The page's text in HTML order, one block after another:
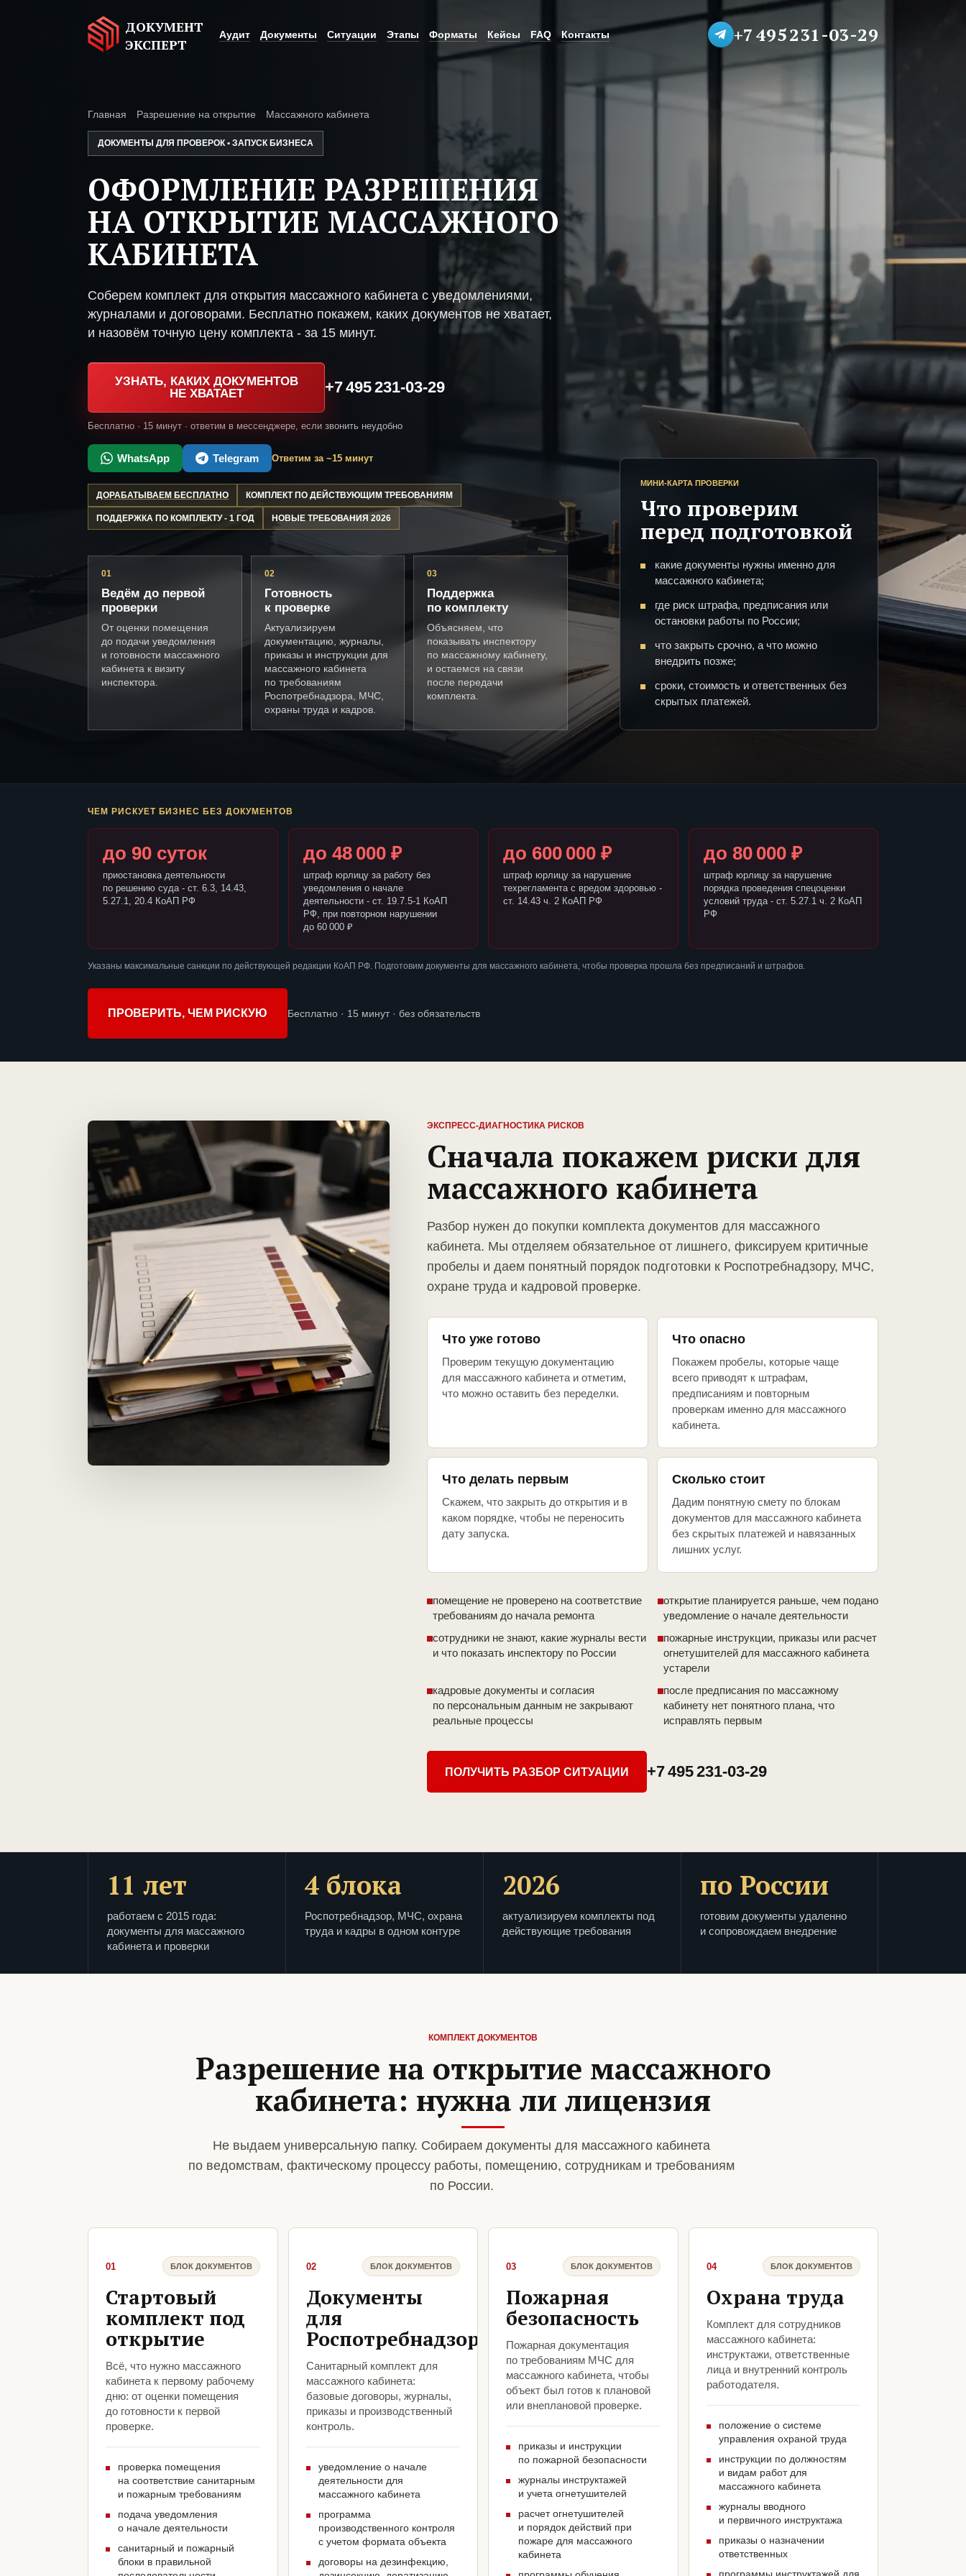
ДОКУМЕНТ
ЭКСПЕРТ
Аудит Документы Ситуации Этапы Форматы Кейсы FAQ Контакты +7 495 231-03-29
Главная Разрешение на открытие Массажного кабинета
ДОКУМЕНТЫ ДЛЯ ПРОВЕРОК • ЗАПУСК БИЗНЕСА
ОФОРМЛЕНИЕ РАЗРЕШЕНИЯ
НА ОТКРЫТИЕ МАССАЖНОГО
КАБИНЕТА
Соберем комплект для открытия массажного кабинета с уведомлениями,
журналами и договорами. Бесплатно покажем, каких документов не хватает,
и назовём точную цену комплекта - за 15 минут.
УЗНАТЬ, КАКИХ ДОКУМЕНТОВ
НЕ ХВАТАЕТ
+7 495 231-03-29
Бесплатно · 15 минут · ответим в мессенджере, если звонить неудобно
WhatsApp Telegram Ответим за ~15 минут
ДОРАБАТЫВАЕМ БЕСПЛАТНО КОМПЛЕКТ ПО ДЕЙСТВУЮЩИМ ТРЕБОВАНИЯМ
ПОДДЕРЖКА ПО КОМПЛЕКТУ - 1 ГОД НОВЫЕ ТРЕБОВАНИЯ 2026
01
Ведём до первой
проверки
От оценки помещения
до подачи уведомления
и готовности массажного
кабинета к визиту
инспектора.
02
Готовность
к проверке
Актуализируем
документацию, журналы,
приказы и инструкции для
массажного кабинета
по требованиям
Роспотребнадзора, МЧС,
охраны труда и кадров.
03
Поддержка
по комплекту
Объясняем, что
показывать инспектору
по массажному кабинету,
и остаемся на связи
после передачи
комплекта.
МИНИ-КАРТА ПРОВЕРКИ
Что проверим
перед подготовкой
какие документы нужны именно для
массажного кабинета;
где риск штрафа, предписания или
остановки работы по России;
что закрыть срочно, а что можно
внедрить позже;
сроки, стоимость и ответственных без
скрытых платежей.
ЧЕМ РИСКУЕТ БИЗНЕС БЕЗ ДОКУМЕНТОВ
до 90 суток
приостановка деятельности
по решению суда - ст. 6.3, 14.43,
5.27.1, 20.4 КоАП РФ
до 48 000 ₽
штраф юрлицу за работу без
уведомления о начале
деятельности - ст. 19.7.5-1 КоАП
РФ, при повторном нарушении
до 60 000 ₽
до 600 000 ₽
штраф юрлицу за нарушение
техрегламента с вредом здоровью -
ст. 14.43 ч. 2 КоАП РФ
до 80 000 ₽
штраф юрлицу за нарушение
порядка проведения спецоценки
условий труда - ст. 5.27.1 ч. 2 КоАП
РФ
Указаны максимальные санкции по действующей редакции КоАП РФ. Подготовим документы для массажного кабинета, чтобы проверка прошла без предписаний и штрафов.
ПРОВЕРИТЬ, ЧЕМ РИСКУЮ Бесплатно · 15 минут · без обязательств
ЭКСПРЕСС-ДИАГНОСТИКА РИСКОВ
Сначала покажем риски для
массажного кабинета
Разбор нужен до покупки комплекта документов для массажного
кабинета. Мы отделяем обязательное от лишнего, фиксируем критичные
пробелы и даем понятный порядок подготовки к Роспотребнадзору, МЧС,
охране труда и кадровой проверке.
Что уже готово
Проверим текущую документацию
для массажного кабинета и отметим,
что можно оставить без переделки.
Что опасно
Покажем пробелы, которые чаще
всего приводят к штрафам,
предписаниям и повторным
проверкам именно для массажного
кабинета.
Что делать первым
Скажем, что закрыть до открытия и в
каком порядке, чтобы не переносить
дату запуска.
Сколько стоит
Дадим понятную смету по блокам
документов для массажного кабинета
без скрытых платежей и навязанных
лишних услуг.
помещение не проверено на соответствие
требованиям до начала ремонта
открытие планируется раньше, чем подано
уведомление о начале деятельности
сотрудники не знают, какие журналы вести
и что показать инспектору по России
пожарные инструкции, приказы или расчет
огнетушителей для массажного кабинета
устарели
кадровые документы и согласия
по персональным данным не закрывают
реальные процессы
после предписания по массажному
кабинету нет понятного плана, что
исправлять первым
ПОЛУЧИТЬ РАЗБОР СИТУАЦИИ +7 495 231-03-29
11 лет
работаем с 2015 года:
документы для массажного
кабинета и проверки
4 блока
Роспотребнадзор, МЧС, охрана
труда и кадры в одном контуре
2026
актуализируем комплекты под
действующие требования
по России
готовим документы удаленно
и сопровождаем внедрение
КОМПЛЕКТ ДОКУМЕНТОВ
Разрешение на открытие массажного
кабинета: нужна ли лицензия
Не выдаем универсальную папку. Собираем документы для массажного кабинета
по ведомствам, фактическому процессу работы, помещению, сотрудникам и требованиям
по России.
01 БЛОК ДОКУМЕНТОВ
Стартовый
комплект под
открытие
Всё, что нужно массажного
кабинета к первому рабочему
дню: от оценки помещения
до готовности к первой
проверке.
проверка помещения
на соответствие санитарным
и пожарным требованиям
подача уведомления
о начале деятельности
санитарный и пожарный
блоки в правильной
02 БЛОК ДОКУМЕНТОВ
Документы
для
Роспотребнадзора
Санитарный комплект для
массажного кабинета:
базовые договоры, журналы,
приказы и производственный
контроль.
уведомление о начале
деятельности для
массажного кабинета
программа
производственного контроля
с учетом формата объекта
договоры на дезинфекцию,
03 БЛОК ДОКУМЕНТОВ
Пожарная
безопасность
Пожарная документация
по требованиям МЧС для
массажного кабинета, чтобы
объект был готов к плановой
или внеплановой проверке.
приказы и инструкции
по пожарной безопасности
журналы инструктажей
и учета огнетушителей
расчет огнетушителей
и порядок действий при
пожаре для массажного
кабинета
04 БЛОК ДОКУМЕНТОВ
Охрана труда
Комплект для сотрудников
массажного кабинета:
инструктажи, ответственные
лица и внутренний контроль
работодателя.
положение о системе
управления охраной труда
инструкции по должностям
и видам работ для
массажного кабинета
журналы вводного
и первичного инструктажа
приказы о назначении
ответственных